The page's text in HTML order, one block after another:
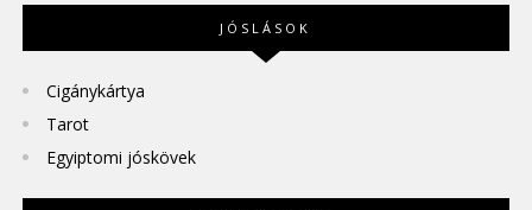
JÓSLÁSOK
Cigánykártya
Tarot
Egyiptomi jóskövek